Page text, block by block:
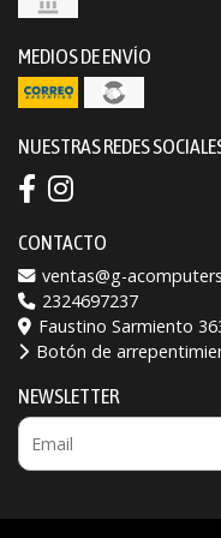
MEDIOS DE ENVÍO
NUESTRAS REDES
CONTACTO
ventas@g-
2324697237
Faustino Sarmiento
Botón de
NEWSLETTER